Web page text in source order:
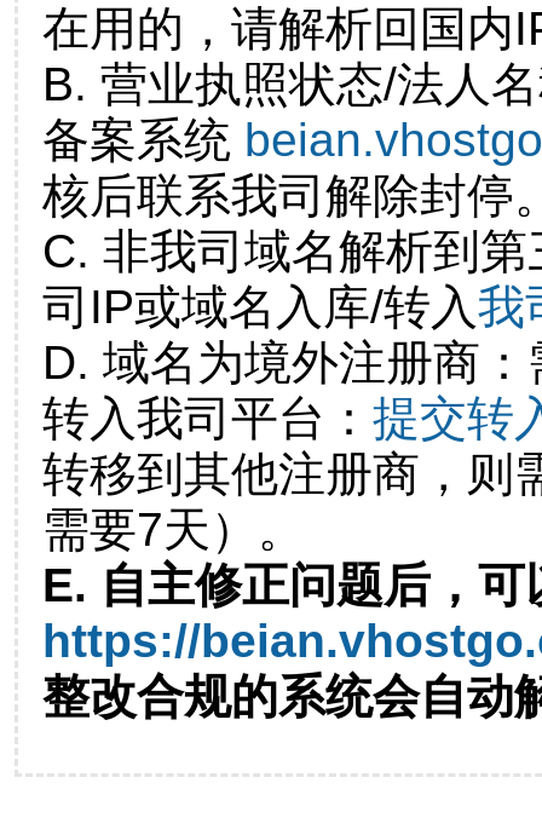
在用的，请解析回国内
B. 营业执照状态/法人
备案系统
核后联系我司解除封停
C. 非我司域名解析到
司IP或域名入库/转入我
D. 域名为境外注册商
转入我司平台： 提交转
转移到其他注册商，则
需要7天）。
E. 自主修正问题后，可
https://
整改合规的系统会自动